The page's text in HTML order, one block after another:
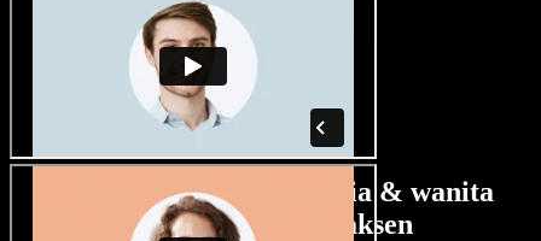
Banyak pilihan suara pria & wanita
dengan berbagai aksen